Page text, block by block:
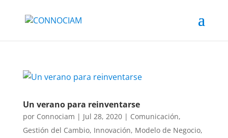
Un verano para reinventarse
por Connociam | Jul 28, 2020| Comunicación,
Gestión del Cambio, Innovación, Modelo de Negocio,